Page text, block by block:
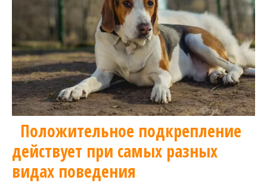
Положительное подкрепление
действует при самых разных
видах поведения